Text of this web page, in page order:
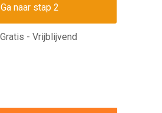
Gratis - Vrijblijvend